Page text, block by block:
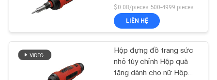
TÔI
Thép thép nhẹ
9
đóng gói giá rẻ
$0.08/pieces 500-4999 pieces MOQ:500 miếng
LIÊN HỆ
Hộp đựng đồ trang sức
nhỏ tùy chỉnh Hộp quà
tặng dành cho nữ Hộp